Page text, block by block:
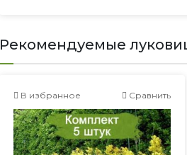
Рекомендуемые
В избранное Сравнить